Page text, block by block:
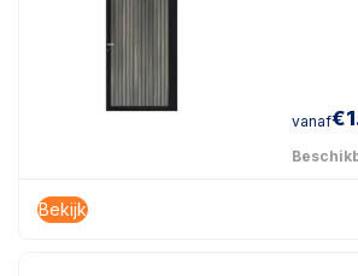
vanaf€
Bekijk